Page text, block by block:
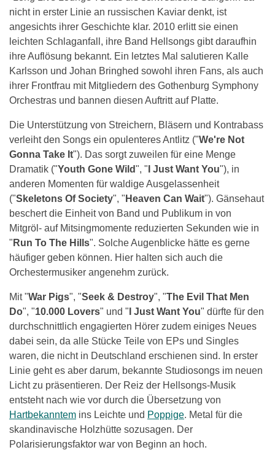
nicht in erster Linie an russischen Kaviar denkt, ist
angesichts ihrer Geschichte klar. 2010 erlitt sie einen
leichten Schlaganfall, ihre Band Hellsongs gibt daraufhin
ihre Auflösung bekannt. Ein letztes Mal salutieren Kalle
Karlsson und Johan Bringhed sowohl ihren Fans, als auch
ihrer Frontfrau mit Mitgliedern des Gothenburg Symphony
Orchestras und bannen diesen Auftritt auf Platte.
Die Unterstützung von Streichern, Bläsern und Kontrabass
verleiht den Songs ein opulenteres Antlitz ("We're Not
Gonna Take It"). Das sorgt zuweilen für eine Menge
Dramatik ("Youth Gone Wild", " I Just Want You"), in
anderen Momenten für waldige Ausgelassenheit
("Skeletons Of Society", " Heaven Can Wait"). Gänsehaut
beschert die Einheit von Band und Publikum in von
Mitgröl- auf Mitsingmomente reduzierten Sekunden wie in
" Run To The Hills". Solche Augenblicke hätte es gerne
häufiger geben können. Hier halten sich auch die
Orchestermusiker angenehm zurück.
Mit "War Pigs", "Seek & Destroy", "The Evil That Men
Do", "10.000 Lovers" und " I Just Want You" dürfte für den
durchschnittlich engagierten Hörer zudem einiges Neues
dabei sein, da alle Stücke Teile von EPs und Singles
waren, die nicht in Deutschland erschienen sind. In erster
Linie geht es aber darum, bekannte Studiosongs im neuen
Licht zu präsentieren. Der Reiz der Hellsongs-Musik
entsteht nach wie vor durch die Übersetzung von
Hartbekanntem ins Leichte und Poppige. Metal für die
skandinavische Holzhütte sozusagen. Der
Polarisierungsfaktor war von Beginn an hoch.